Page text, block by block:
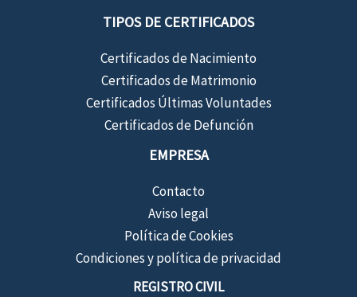
TIPOS DE CERTIFICADOS
Certificados de Nacimiento
Certificados de Matrimonio
Certificados Últimas Voluntades
Certificados de Defunción
EMPRESA
Contacto
Aviso legal
Política de Cookies
Condiciones y política de privacidad
REGISTRO CIVIL